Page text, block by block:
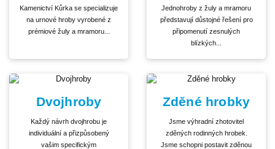
Kamenictví Kůrka se specializuje
na urnové hroby vyrobené z
prémiové žuly a mramoru...
Jednohroby z žuly a mramoru
představují důstojné řešení pro
připomenutí zesnulých
blízkých...
Dvojhroby
Každý návrh dvojhrobu je
individuální a přizpůsobený
vašim specifickým
Zděné hrobky
Jsme výhradní zhotovitel
zděných rodinných hrobek.
Jsme schopni postavit zděnou